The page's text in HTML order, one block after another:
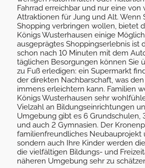
Fahrrad erreichbar und nur eine von
Attraktionen für Jung und Alt. Wenn
Shopping verbringen wollen, bietet
Königs Wusterhausen einige
ausgeprägtes Shoppingserlebnis ist
schon nach 10 Minuten mit dem
täglichen Besorgungen können Sie
zu Fuß erledigen: ein Supermarkt
der direkten Nachbarschaft, was
immens erleichtern kann. Familien
Königs Wusterhausen sehr
Vielzahl an Bildungseinrichtungen
Umgebung gibt es 6 Grundschulen,
und auch 2 Gymnasien. Der
familienfreundliches Neubauprojekt
sondern auch Ihre Kinder werden
die vielfältigen Bildungs- und
näheren Umgebung sehr zu